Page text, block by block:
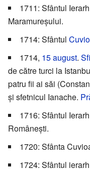
1711: Sfântul Ierarh
Maramureșului.
1714: Sfântul
1714, 15 august.
de către turci la
patru fii ai săi
și sfetnicul Ianache.
1716: Sfântul
Românești.
1720: Sfânta
1724: Sfântul ierarh